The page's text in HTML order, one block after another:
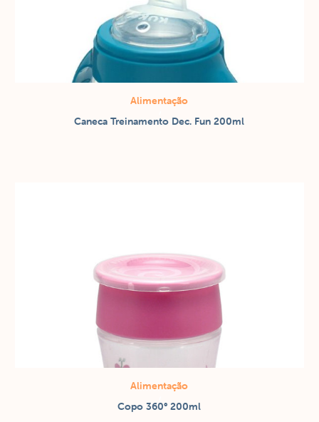
Alimentação
Copos / canecas
Caneca Treinamento Dec. Fun 200ml
Alimentação
/
Copos / canecas
Copo 360° 200ml